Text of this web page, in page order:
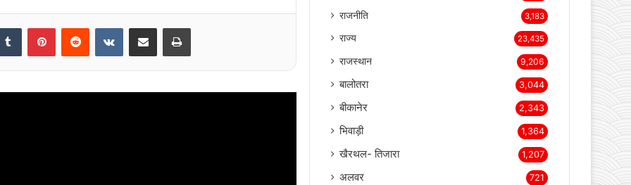
Tumblr PinterestReddit VKontakteShare via Email Print
राजनीति 3,183
राज्य 23,435
राजस्थान 9,206
बालोतरा 3,044
बीकानेर 2,343
भिवाड़ी 1,364
खैरथल- तिजारा 1,207
अलवर 721